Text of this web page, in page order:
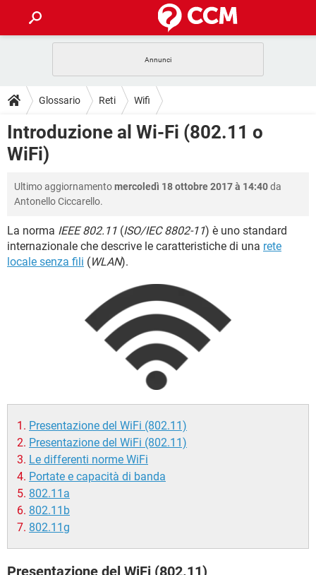
INTRATTENIMENTO
iOS WINDOWS 10
INSTAGRAM
HARDWARE
GUIDE
COVID-19
INTRATTENIMENTO ANDROID
INSTAGRAM WHATSAPP
HARDWARE
DOWNLOAD
COVID-19
iOS
INSTAGRAM WHATSAPP
TIKTOK FACEBOOK
FORUM
COVID-19 GAMING
iOS WINDOWS 10
INSTAGRAM
GLOSSARIO
GAMING
INTRATTENIMENTO ANDROID
FACEBOOK
Glossario Reti Wifi
Introduzione al Wi-Fi (802.11 o
WiFi)
Ultimo aggiornamentomercoledì 18 ottobre 2017 à 14:40da
Antonello Ciccarello.
La norma IEEE 802.11 (ISO/IEC 8802-11) è uno standard
internazionale che descrive le caratteristiche di una rete
locale senza fili (WLAN).
Presentazione del WiFi (802.11)
Presentazione del WiFi (802.11)
Le differenti norme WiFi
Portate e capacità di banda
802.11a
802.11b
802.11g
Presentazione del WiFi (802.11)